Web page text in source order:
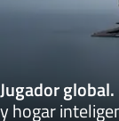
Jugador global.
y hogar